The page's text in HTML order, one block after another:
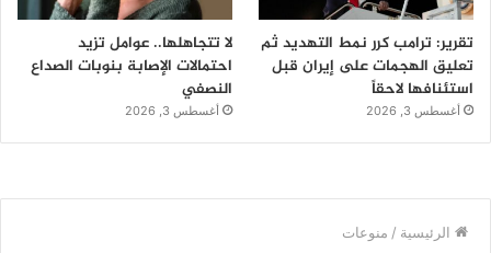
تقرير: ترامب كرر نمط التهديد ثم
تعليق الهجمات على إيران قبل
استئنافها لاحقاً
أغسطس 3, 2026
لا تتجاهلها.. عوامل تزيد
احتمالات الإصابة بنوبات الصداع
النصفي
أغسطس 3, 2026